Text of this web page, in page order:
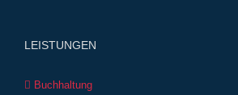
LEISTUNGEN
Buchhaltung